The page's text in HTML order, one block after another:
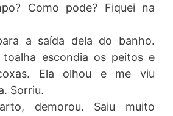
Como pode? Fiquei na
a saída dela do banho.
toalha escondia os peitos e
Ela olhou e me viu
Sorriu.
demorou. Saiu muito